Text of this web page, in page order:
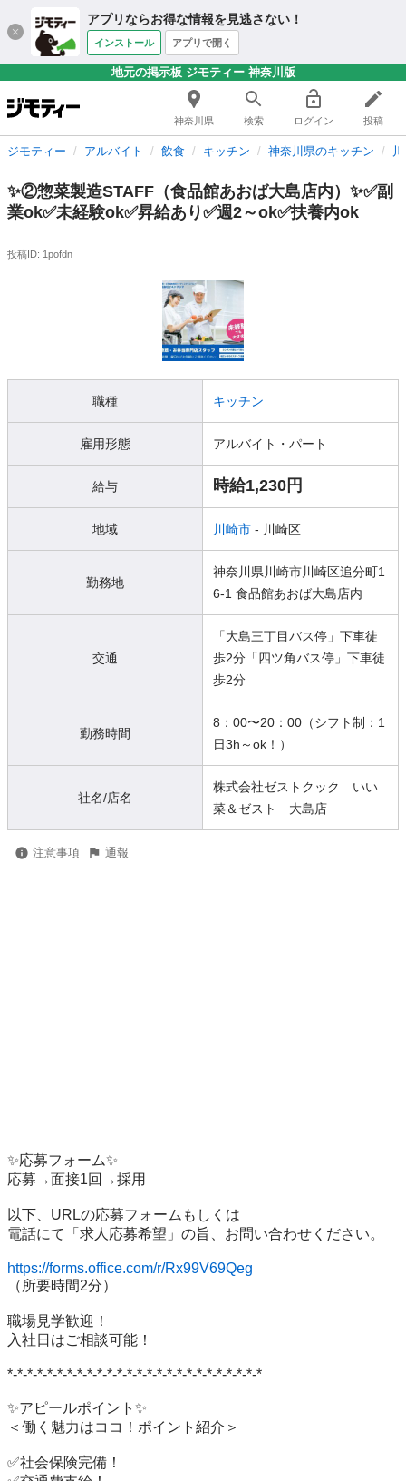
アプリならお得な情報を見逃さない！
インストール アプリで開く
地元の掲示板 ジモティー 神奈川版
神奈川県 検索 ログイン 投稿
ジモティー アルバイト 飲食 キッチン 神奈川県のキッチン
✨②惣菜製造STAFF（食品館あおば大島店内）✨✅副
業ok✅未経験ok✅昇給あり✅週2～ok✅扶養内ok
投稿ID: 1pofdn
職種 キッチン
雇用形態 アルバイト・パート
給与 時給1,230円
地域 川崎市 - 川崎区
勤務地
神奈川県川崎市川崎区追分町1
6-1 食品館あおば大島店内
交通
「大島三丁目バス停」下車徒
歩2分「四ツ角バス停」下車徒
歩2分
勤務時間
8：00〜20：00（シフト制：1
日3h～ok！）
社名/店名
株式会社ゼストクック いい
菜＆ゼスト 大島店
注意事項 通報
✨応募フォーム✨
応募→面接1回→採用
以下、URLの応募フォームもしくは
電話にて「求人応募希望」の旨、お問い合わせください。
https://forms.office.com/r/Rx99V69Qeg
（所要時間2分）
職場見学歓迎！
入社日はご相談可能！
*-*-*-*-*-*-*-*-*-*-*-*-*-*-*-*-*-*-*-*-*-*-*-*-*-*
✨アピールポイント✨
＜働く魅力はココ！ポイント紹介＞
✅社会保険完備！